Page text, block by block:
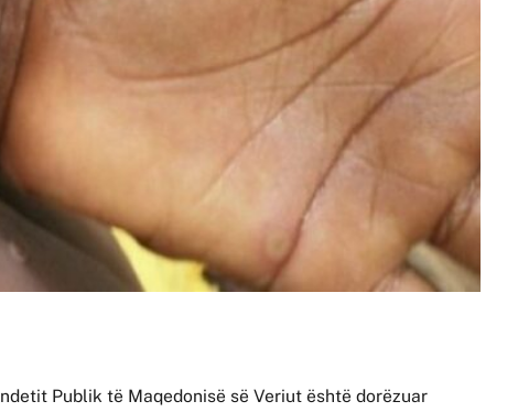
Publik të Maqedonisë së Veriut është dorëzuar